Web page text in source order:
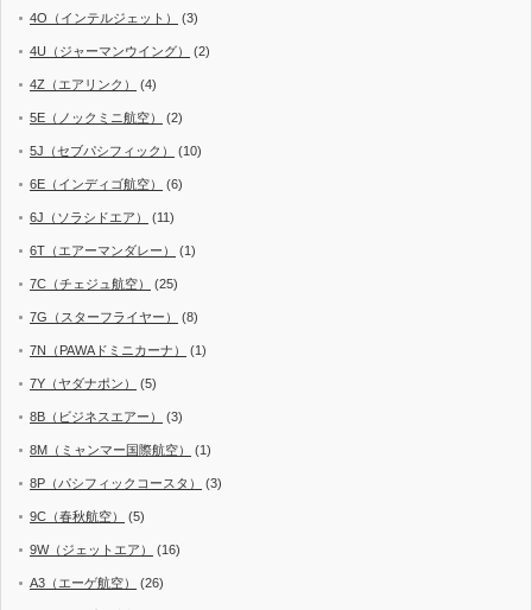
4O（インテルジェット） (3)
4U（ジャーマンウイング） (2)
4Z（エアリンク） (4)
5E（ノックミニ航空） (2)
5J（セブパシフィック） (10)
6E（インディゴ航空） (6)
6J（ソラシドエア） (11)
6T（エアーマンダレー） (1)
7C（チェジュ航空） (25)
7G（スターフライヤー） (8)
7N（PAWAドミニカーナ） (1)
7Y（ヤダナポン） (5)
8B（ビジネスエアー） (3)
8M（ミャンマー国際航空） (1)
8P（パシフィックコースタ） (3)
9C（春秋航空） (5)
9W（ジェットエア） (16)
A3（エーゲ航空） (26)